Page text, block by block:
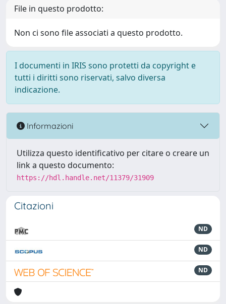
File in questo prodotto:
Non ci sono file associati a questo prodotto.
I documenti in IRIS sono protetti da copyright e
tutti i diritti sono riservati, salvo diversa
indicazione.
Informazioni
Utilizza questo identificativo per citare o creare un
link a questo documento:
https://hdl.handle.net/11379/31909
Citazioni
ND
ND
ND